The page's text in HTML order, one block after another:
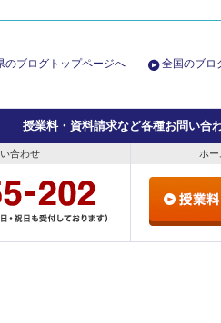
のブログトップページへ 全国のブロ
授業料・資料請求など各種お問い合
合わせ ホ